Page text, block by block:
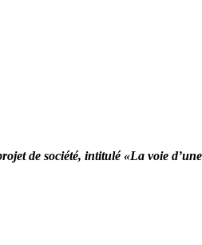
de société, intitulé «La voie